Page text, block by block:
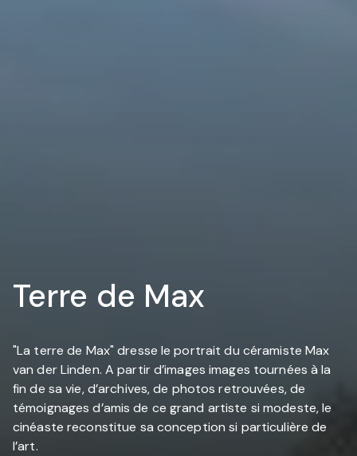
Terre de Max
"La terre de Max" dresse le portrait du céramiste Max
van der Linden. A partir d’images images tournées à la
fin de sa vie, d’archives, de photos retrouvées, de
témoignages d’amis de ce grand artiste si modeste, le
cinéaste reconstitue sa conception si particulière de
l’art.